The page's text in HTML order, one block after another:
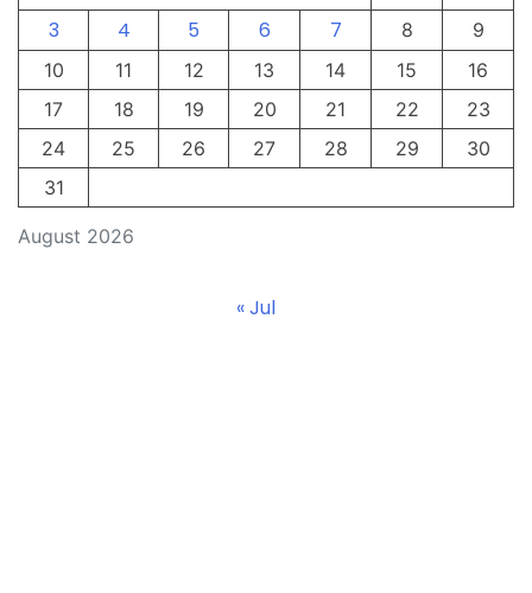
August 2026
3
4 5 6 7 8
9
10
11 12 13 14 15
16
17
18 19 20 21 22
23
24
25 26 27 28 29
30
31
« Jul